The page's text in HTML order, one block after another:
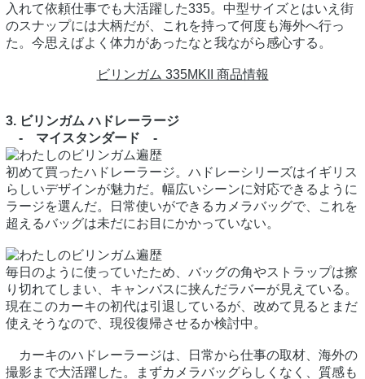
入れて依頼仕事でも大活躍した335。中型サイズとはいえ街
のスナップには大柄だが、これを持って何度も海外へ行っ
た。今思えばよく体力があったなと我ながら感心する。
ビリンガム 335MKII 商品情報
3. ビリンガム ハドレーラージ
- マイスタンダード -
初めて買ったハドレーラージ。ハドレーシリーズはイギリス
らしいデザインが魅力だ。幅広いシーンに対応できるように
ラージを選んだ。日常使いができるカメラバッグで、これを
超えるバッグは未だにお目にかかっていない。
毎日のように使っていたため、バッグの角やストラップは擦
り切れてしまい、キャンバスに挟んだラバーが見えている。
現在このカーキの初代は引退しているが、改めて見るとまだ
使えそうなので、現役復帰させるか検討中。
カーキのハドレーラージは、日常から仕事の取材、海外の
撮影まで大活躍した。まずカメラバッグらしくなく、質感も